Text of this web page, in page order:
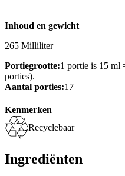
Inhoud en gewicht
265 Milliliter
Portiegrootte:1 portie is 15 ml
porties).
Aantal porties:17
Kenmerken
Recyclebaar
Ingrediënten